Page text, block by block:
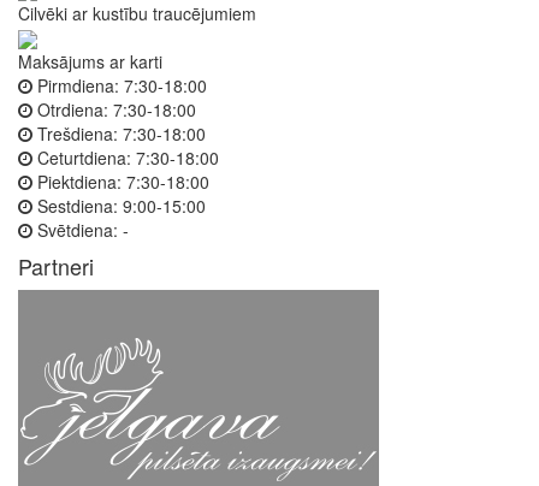
Cilvēki ar kustību traucējumiem
Maksājums ar karti
Pirmdiena: 7:30-18:00
Otrdiena: 7:30-18:00
Trešdiena: 7:30-18:00
Ceturtdiena: 7:30-18:00
Piektdiena: 7:30-18:00
Sestdiena: 9:00-15:00
Svētdiena: -
Partneri